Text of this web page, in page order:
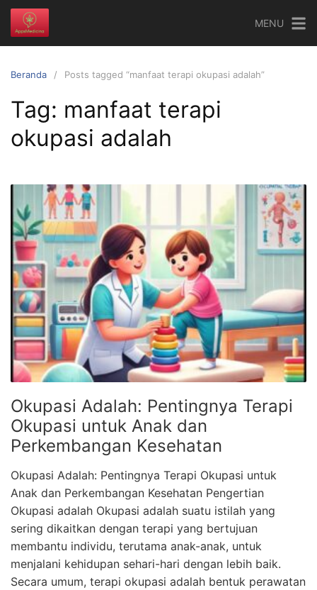
Langsung
konten
MENU
Beranda Posts tagged “manfaat terapi okupasi adalah”
Tag: manfaat terapi
okupasi adalah
Okupasi Adalah: Pentingnya Terapi
Okupasi untuk Anak dan
Perkembangan Kesehatan
Okupasi Adalah: Pentingnya Terapi Okupasi untuk
Anak dan Perkembangan Kesehatan Pengertian
Okupasi adalah Okupasi adalah suatu istilah yang
sering dikaitkan dengan terapi yang bertujuan
membantu individu, terutama anak-anak, untuk
menjalani kehidupan sehari-hari dengan lebih baik.
Secara umum, terapi okupasi adalah bentuk perawatan